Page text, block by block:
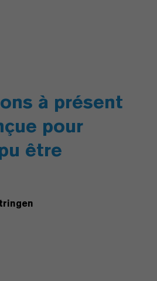
à présent
pour
être